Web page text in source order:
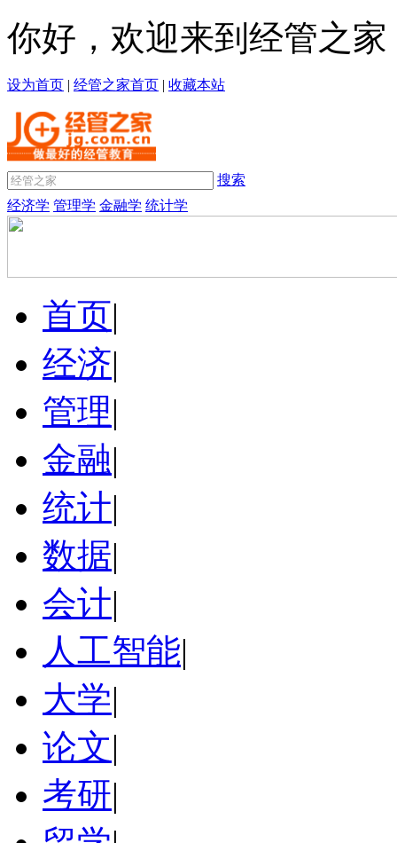
你好，欢迎来到经管之家
设为首页 | 经管之家首页 | 收藏本站
搜索
经济学 管理学 金融学 统计学
首页|
经济|
管理|
金融|
统计|
数据|
会计|
人工智能|
大学|
论文|
考研|